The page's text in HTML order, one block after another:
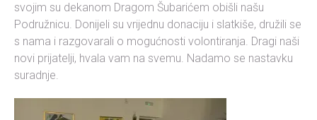
svojim su dekanom Dragom Šubarićem obišli našu
Podružnicu. Donijeli su vrijednu donaciju i slatkiše, družili se
s nama i razgovarali o mogućnosti volontiranja. Dragi naši
novi prijatelji, hvala vam na svemu. Nadamo se nastavku
suradnje.